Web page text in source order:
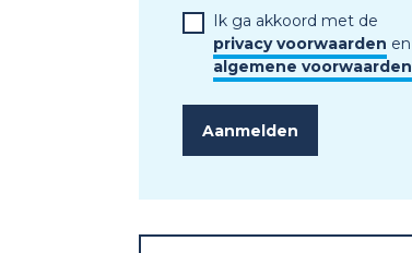
Ik ga akkoord met de
privacy voorwaarden en
algemene voorwaarden